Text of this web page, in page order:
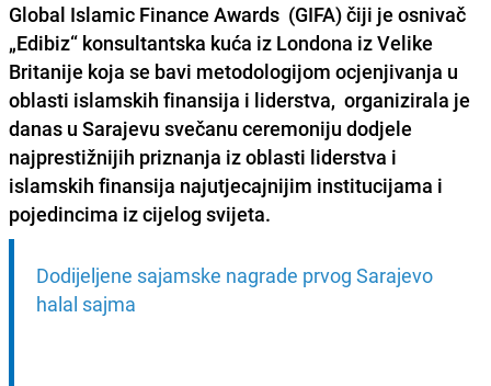
Global Islamic Finance Awards (GIFA) čiji je osnivač
„Edibiz“ konsultantska kuća iz Londona iz Velike
Britanije koja se bavi metodologijom ocjenjivanja u
oblasti islamskih finansija i liderstva, organizirala je
danas u Sarajevu svečanu ceremoniju dodjele
najprestižnijih priznanja iz oblasti liderstva i
islamskih finansija najutjecajnijim institucijama i
pojedincima iz cijelog svijeta.
Dodijeljene sajamske nagrade prvog Sarajevo
halal sajma